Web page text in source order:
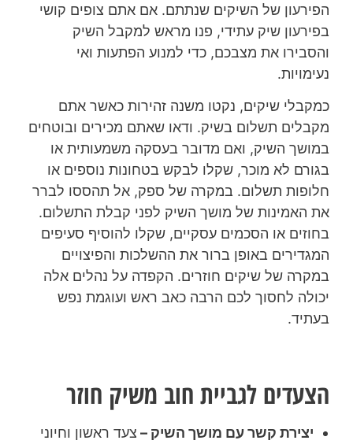
הפירעון של השיקים שנתתם. אם אתם צופים קושי
בפירעון שיק עתידי, פנו מראש למקבל השיק
והסבירו את מצבכם, כדי למנוע הפתעות ואי
נעימויות.
כמקבלי שיקים, נקטו משנה זהירות כאשר אתם
מקבלים תשלום בשיק. ודאו שאתם מכירים ובוטחים
במושך השיק, ואם מדובר בעסקה משמעותית או
בגורם לא מוכר, שקלו לבקש בטחונות נוספים או
חלופות תשלום. במקרה של ספק, אל תהססו לברר
את האמינות של מושך השיק לפני קבלת התשלום.
בחוזים או הסכמים עסקיים, שקלו להוסיף סעיפים
המגדירים באופן ברור את ההשלכות והפיצויים
במקרה של שיקים חוזרים. הקפדה על נהלים אלה
יכולה לחסוך לכם הרבה כאב ראש ועוגמת נפש
בעתיד.
הצעדים לגביית חוב משיק חוזר
יצירת קשר עם מושך השיק – צעד ראשון וחיוני